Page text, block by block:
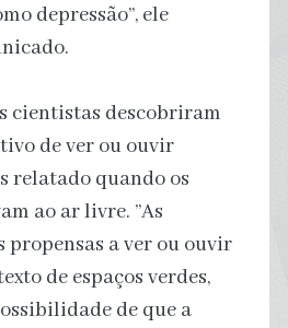
depressão”, ele
cientistas descobriram
de ver ou ouvir
relatado quando os
ao ar livre. ”As
propensas a ver ou ouvir
de espaços verdes,
de que a